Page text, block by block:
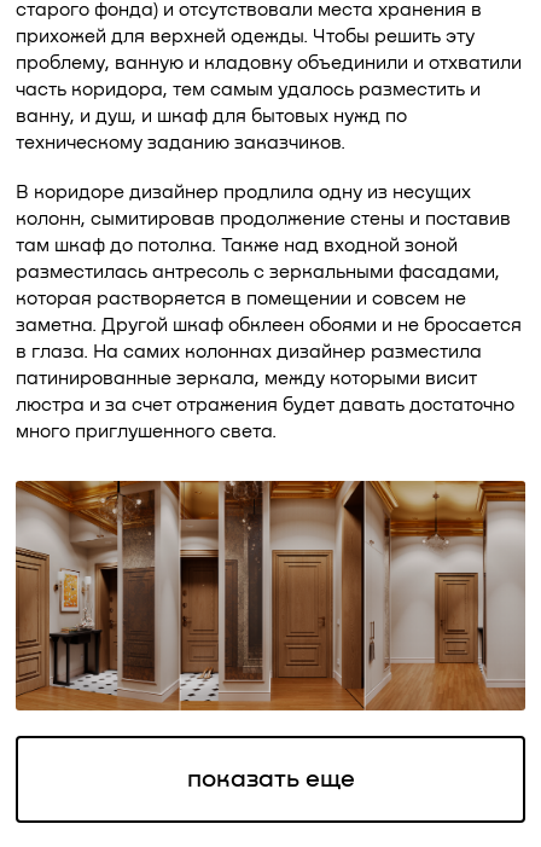
старого фонда) и отсутствовали места хранения в
прихожей для верхней одежды. Чтобы решить эту
проблему, ванную и кладовку объединили и отхватили
часть коридора, тем самым удалось разместить и
ванну, и душ, и шкаф для бытовых нужд по
техническому заданию заказчиков.
В коридоре дизайнер продлила одну из несущих
колонн, сымитировав продолжение стены и поставив
там шкаф до потолка. Также над входной зоной
разместилась антресоль с зеркальными фасадами,
которая растворяется в помещении и совсем не
заметна. Другой шкаф обклеен обоями и не бросается
в глаза. На самих колоннах дизайнер разместила
патинированные зеркала, между которыми висит
люстра и за счет отражения будет давать достаточно
много приглушенного света.
показать еще